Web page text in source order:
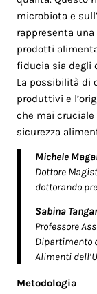
microbiota e
rappresenta
prodotti
fiducia sia degli
La possibilità di
produttivi e
che mai cruciale
sicurezza
Michele
Dottore
dottorando
Sabina
Professore
Dipartimento
Alimenti
Metodologia